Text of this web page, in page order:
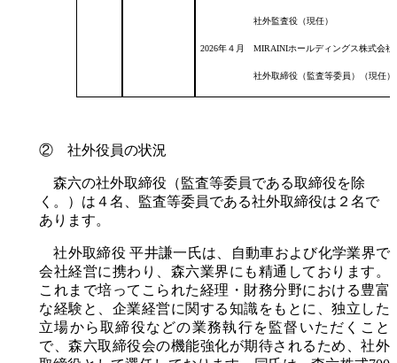
社外監査役（現任）
2026年４月 MIRAINIホールディングス株式会社
社外取締役（監査等委員）（現任）
② 社外役員の状況
森六の社外取締役（監査等委員である取締役を除
く。）は４名、監査等委員である社外取締役は２名で
あります。
社外取締役 平井謙一氏は、自動車および化学業界で
会社経営に携わり、森六業界にも精通しております。
これまで培ってこられた経理・財務分野における豊富
な経験と、企業経営に関する知識をもとに、独立した
立場から取締役などの業務執行を監督いただくこと
で、森六取締役会の機能強化が期待されるため、社外